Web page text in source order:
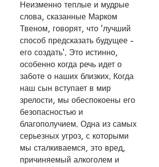
Неизменно теплые и мудрые
слова, сказанные Марком
Твеном, говорят, что 'лучший
способ предсказать будущее -
его создать'. Это истинно,
особенно когда речь идет о
заботе о наших близких. Когда
наш сын вступает в мир
зрелости, мы обеспокоены его
безопасностью и
благополучием. Одна из самых
серьезных угроз, с которыми
мы сталкиваемся, это вред,
причиняемый алкоголем и